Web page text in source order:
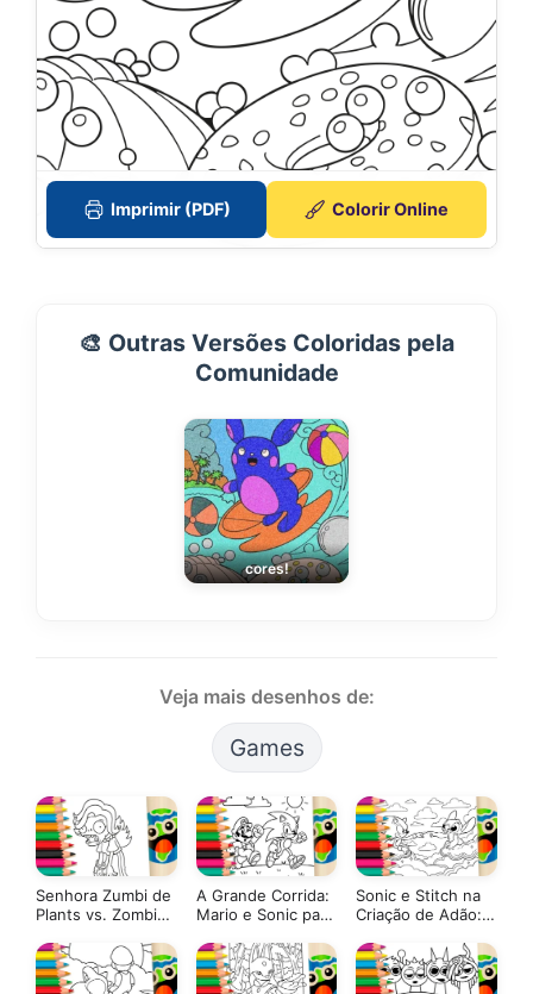
Imprimir (PDF) Colorir Online
🎨 Outras Versões Coloridas pela
Comunidade
cores!
Veja mais desenhos de:
Games
Senhora Zumbi de
Plants vs. Zombies
Colorir Online!
A Grande Corrida:
Mario e Sonic para
Sonic e Stitch na
Criação de Adão: